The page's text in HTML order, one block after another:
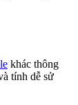
khác thông
tính dễ sử